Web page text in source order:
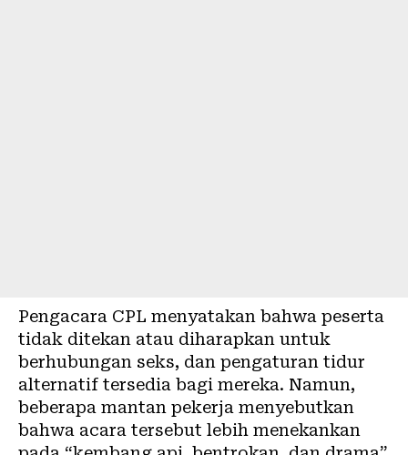
Pengacara CPL menyatakan bahwa peserta
tidak ditekan atau diharapkan untuk
berhubungan seks, dan pengaturan tidur
alternatif tersedia bagi mereka. Namun,
beberapa mantan pekerja menyebutkan
bahwa acara tersebut lebih menekankan